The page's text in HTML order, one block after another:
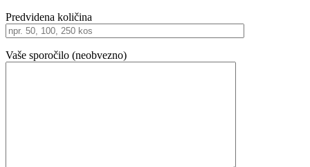
Predvidena količina
Vaše sporočilo (neobvezno)